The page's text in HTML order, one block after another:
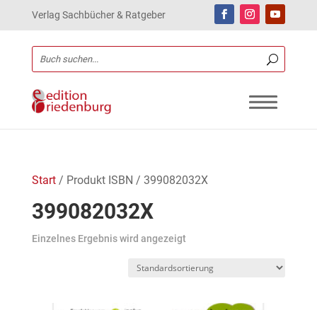
Verlag Sachbücher & Ratgeber
Start/ Produkt ISBN / 399082032X
399082032X
Einzelnes Ergebnis wird angezeigt